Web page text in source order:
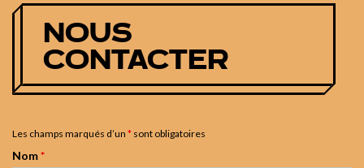
NOUS
CONTACTER
Les champs marqués d’un * sont obligatoires
Nom*